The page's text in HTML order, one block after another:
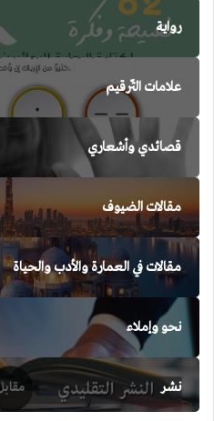
رواية
علامات التّرقيم
قصائدي وأشعاري
مقالات الضيوف
مقالات في العمارة والأدب والحياة
نحو وإملاء
نشر